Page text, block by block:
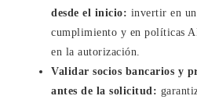
desde el inicio: invertir en un
cumplimiento y en políticas
en la autorización.
Validar socios bancarios y
antes de la solicitud: